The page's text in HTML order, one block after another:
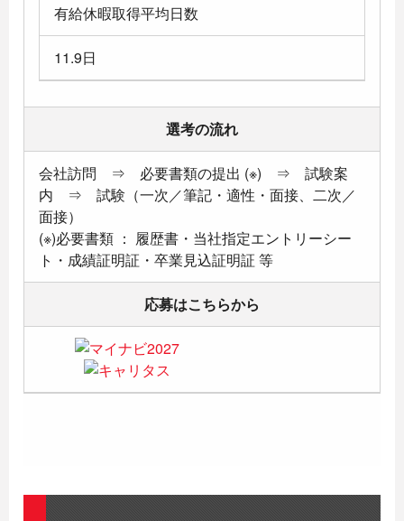
有給休暇取得平均日数
11.9日
選考の流れ
会社訪問 ⇒ 必要書類の提出 (※) ⇒ 試験案
内 ⇒ 試験（一次／筆記・適性・面接、二次／
面接）
(※)必要書類 ： 履歴書・当社指定エントリーシー
ト・成績証明証・卒業見込証明証 等
応募はこちらから